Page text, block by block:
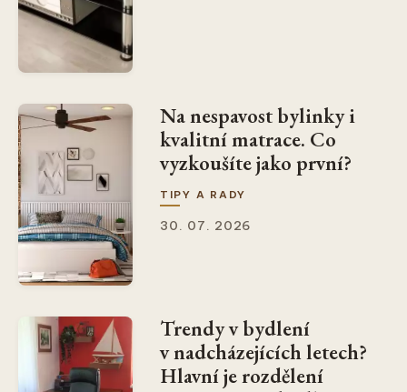
Na nespavost bylinky i
kvalitní matrace. Co
vyzkoušíte jako první?
TIPY A RADY
30. 07. 2026
Trendy v bydlení
v nadcházejících letech?
Hlavní je rozdělení